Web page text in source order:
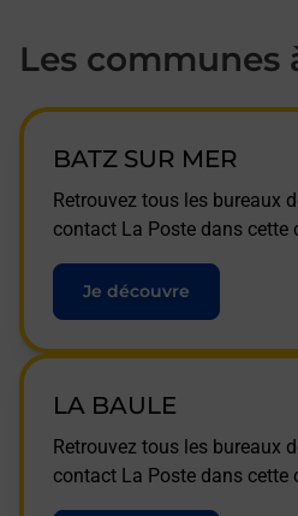
Les communes
BATZ SUR MER
Retrouvez tous les bureaux
contact La Poste dans cette
Je découvre
LA BAULE
Retrouvez tous les bureaux
contact La Poste dans cette